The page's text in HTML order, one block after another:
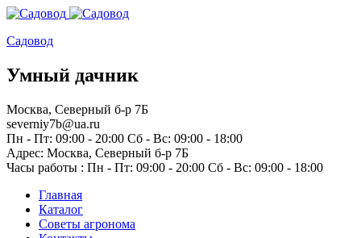
Садовод
Умный дачник
Москва, Северный б-р 7Б
severniy7b@ua.ru
Пн - Пт: 09:00 - 20:00 Сб - Вс: 09:00 - 18:00
Адрес: Москва, Северный б-р 7Б
Часы работы : Пн - Пт: 09:00 - 20:00 Сб - Вс: 09:00 - 18:00
Главная
Каталог
Советы агронома